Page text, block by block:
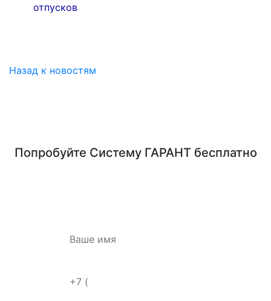
отпусков
Назад к новостям
Попробуйте Систему ГАРАНТбесплатно